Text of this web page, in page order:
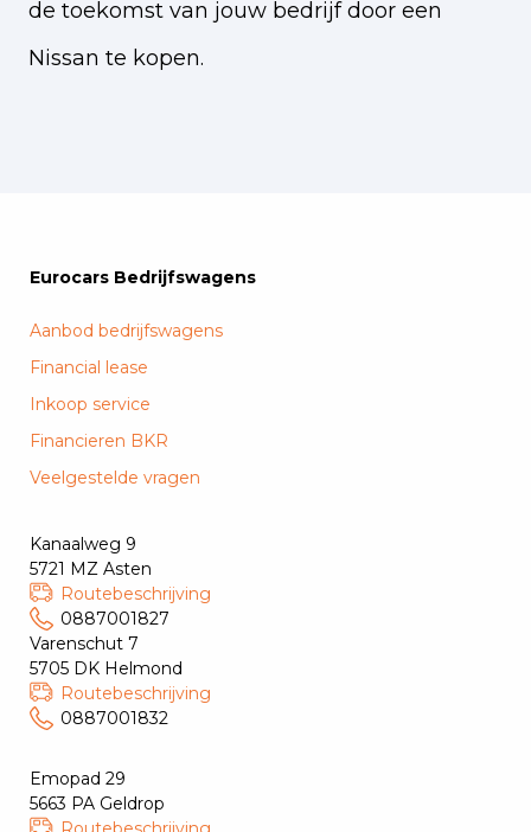
de toekomst van jouw bedrijf door een
Nissan te kopen.
Eurocars Bedrijfswagens
Aanbod bedrijfswagens
Financial lease
Inkoop service
Financieren BKR
Veelgestelde vragen
Kanaalweg 9
5721 MZ Asten
Routebeschrijving
0887001827
Varenschut 7
5705 DK Helmond
Routebeschrijving
0887001832
Emopad 29
5663 PA Geldrop